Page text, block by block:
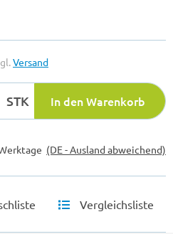
Versand
STK In den Warenkorb
(DE - Ausland abweichend)
Vergleichsliste